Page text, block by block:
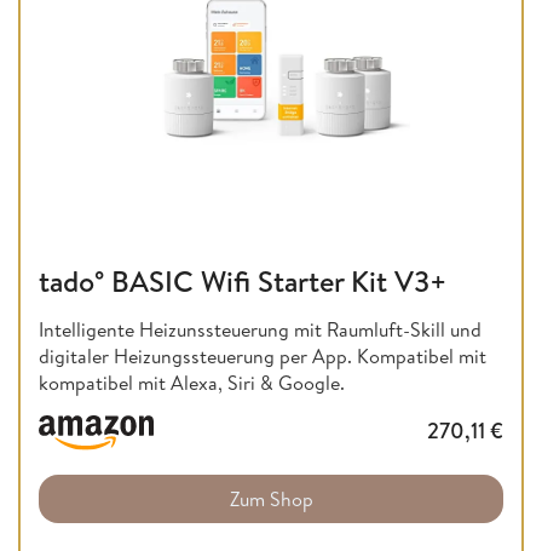
tado° BASIC Wifi Starter Kit V3+
Intelligente Heizunssteuerung mit Raumluft-Skill und
digitaler Heizungssteuerung per App. Kompatibel mit
kompatibel mit Alexa, Siri & Google.
270,11 €
Zum Shop